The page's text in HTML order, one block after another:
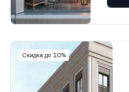
Скидка до 10%